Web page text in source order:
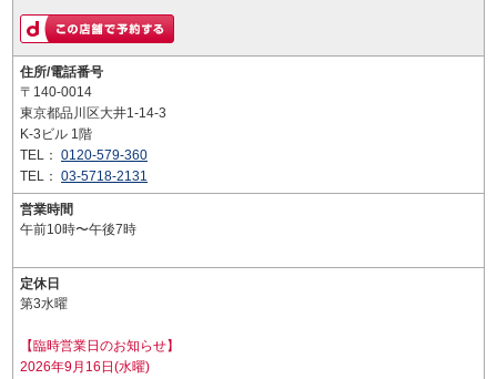
住所/電話番号
〒140-0014
東京都品川区大井1-14-3
K-3ビル 1階
TEL： 0120-579-360
TEL： 03-5718-2131
営業時間
午前10時〜午後7時
定休日
第3水曜
【臨時営業日のお知らせ】
2026年9月16日(水曜)